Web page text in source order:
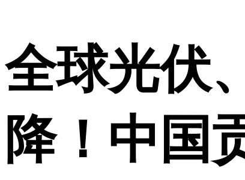
全球光伏
降！中国